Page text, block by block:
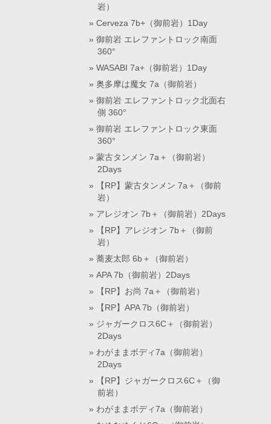
岩）
Cerveza 7b+（御前岩）1Day
御前岩 エレファントロック南面
360°
WASABI 7a+（御前岩）1Day
奥多摩は魔女 7a（御前岩）
御前岩 エレファントロック北面右
側 360°
御前岩 エレファントロック東面
360°
蒙古タンメン 7a＋（御前岩）
2Days
【RP】蒙古タンメン 7a＋（御前
岩）
アレジオン 7b＋（御前岩）2Days
【RP】アレジオン 7b＋（御前
岩）
蕎麦太郎 6b＋（御前岩）
APA 7b（御前岩）2Days
【RP】お尚 7a＋（御前岩）
【RP】APA 7b（御前岩）
ジャガークロス6C＋（御前岩）
2Days
わがままボディ7a（御前岩）
2Days
【RP】ジャガークロス6C＋（御
前岩）
わがままボディ7a（御前岩）